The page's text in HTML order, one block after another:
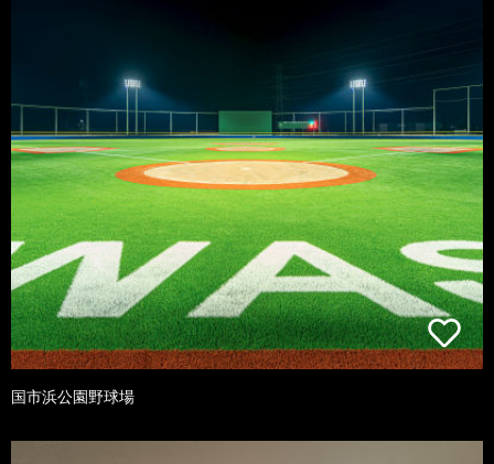
国市浜公園野球場